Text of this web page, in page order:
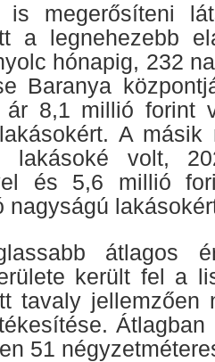
megerősíteni
a legnehezebb
hónapig, 232
Baranya
ár 8,1 millió forint
A másik
lakásoké volt,
és 5,6 millió
nagyságú
átlagos
került fel a
tavaly jellemzően
51